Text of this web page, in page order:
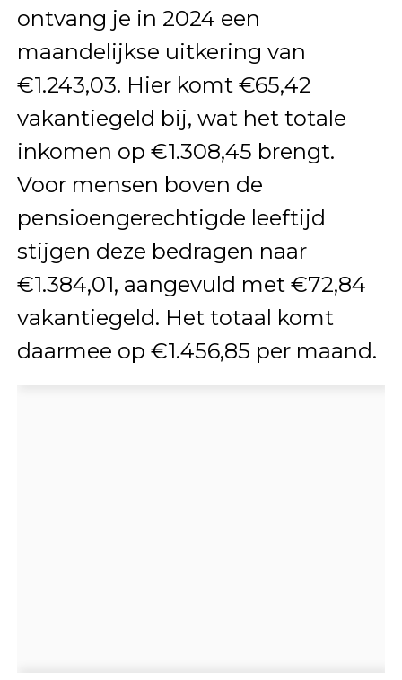
ontvang je in 2024 een
maandelijkse uitkering van
€1.243,03. Hier komt €65,42
vakantiegeld bij, wat het totale
inkomen op €1.308,45 brengt.
Voor mensen boven de
pensioengerechtigde leeftijd
stijgen deze bedragen naar
€1.384,01, aangevuld met €72,84
vakantiegeld. Het totaal komt
daarmee op €1.456,85 per maand.